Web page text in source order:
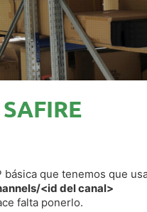
básica que tenemos que
<id del canal>
falta ponerlo.